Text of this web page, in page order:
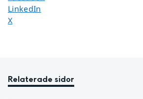
Dela sidan på
LinkedIn
Dela sidan på
X
Relaterade sidor